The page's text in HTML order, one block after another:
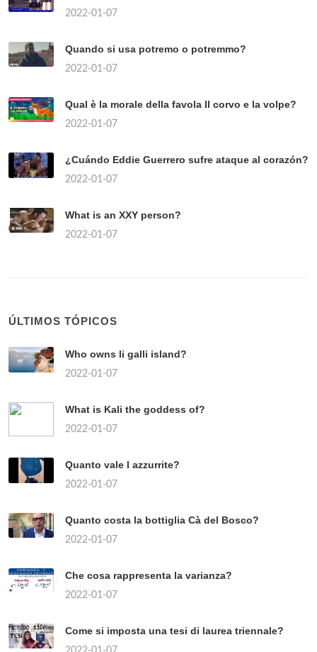
2022-01-07
Quando si usa potremo o potremmo?
2022-01-07
Qual è la morale della favola Il corvo e la volpe?
2022-01-07
¿Cuándo Eddie Guerrero sufre ataque al corazón?
2022-01-07
What is an XXY person?
2022-01-07
ÚLTIMOS TÓPICOS
Who owns li galli island?
2022-01-07
What is Kali the goddess of?
2022-01-07
Quanto vale l azzurrite?
2022-01-07
Quanto costa la bottiglia Cà del Bosco?
2022-01-07
Che cosa rappresenta la varianza?
2022-01-07
Come si imposta una tesi di laurea triennale?